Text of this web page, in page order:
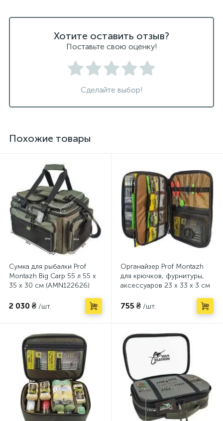
Хотите оставить отзыв?
Поставьте свою оценку!
Сделайте выбор!
Похожие товары
Сумка для рыбалки Prof
Montazh Big Carp 55 л 55 х
35 х 30 см (AMN122626)
2 030 ₴ /шт.
Органайзер Prof Montazh
для крючков, фурнитуры,
аксессуаров 23 х 33 х 3 см
755 ₴ /шт.